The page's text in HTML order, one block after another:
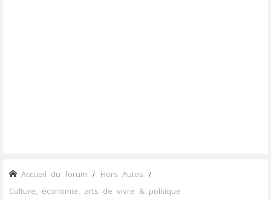
Accueil du forum Hors Autos
Culture, économie, arts de vivre & politique